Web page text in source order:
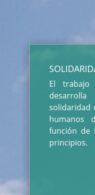
El trabajo
solidaridad
humanos
función de
principios.